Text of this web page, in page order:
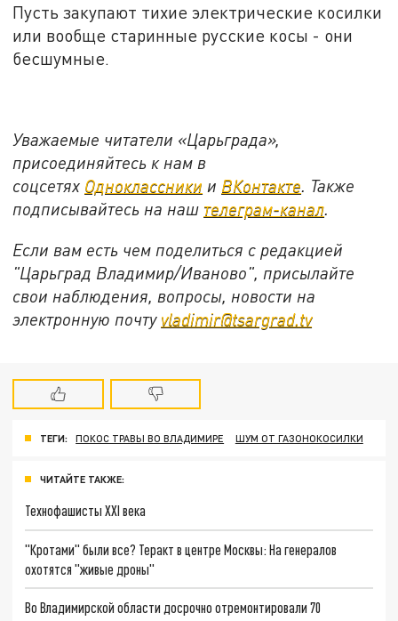
Пусть закупают тихие электрические косилки
или вообще старинные русские косы - они
бесшумные.
Уважаемые читатели «Царьграда»,
присоединяйтесь к нам в
соцсетях Одноклассники и ВКонтакте. Также
подписывайтесь на наш телеграм-канал.
Если вам есть чем поделиться с редакцией
"Царьград Владимир/Иваново", присылайте
свои наблюдения, вопросы, новости на
электронную почту vladimir@tsargrad.tv
ТЕГИ: ПОКОС ТРАВЫ ВО ВЛАДИМИРЕ ШУМ ОТ ГАЗОНОКОСИЛКИ
ЧИТАЙТЕ ТАКЖЕ:
Технофашисты XXI века
"Кротами" были все? Теракт в центре Москвы: На генералов
охотятся "живые дроны"
Во Владимирской области досрочно отремонтировали 70